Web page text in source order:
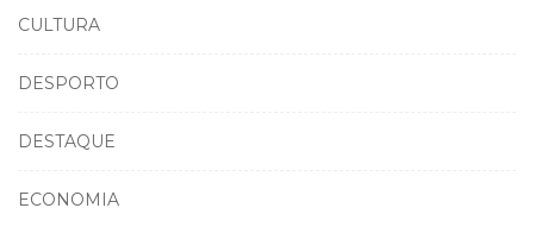
CULTURA
DESPORTO
DESTAQUE
ECONOMIA